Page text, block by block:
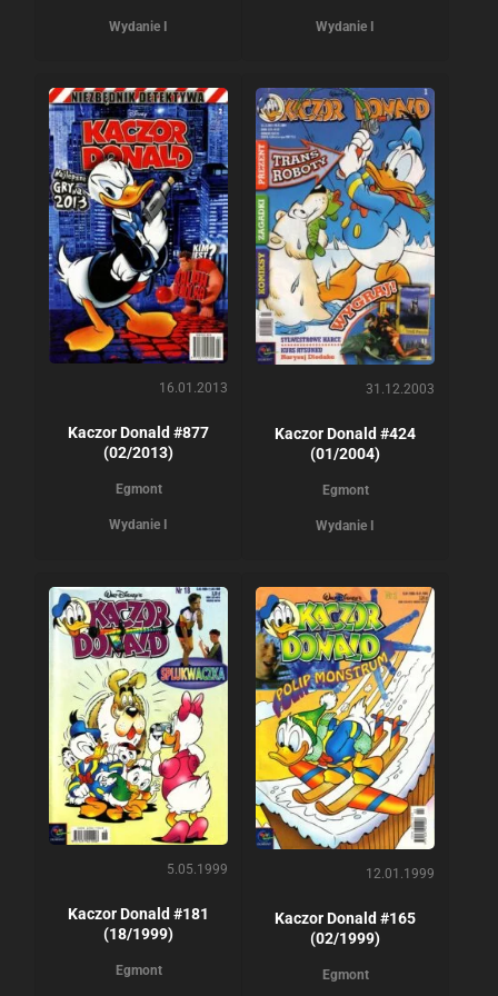
Wydanie I Wydanie I
16.01.2013
Kaczor Donald #877
(02/2013)
Egmont
Wydanie I
31.12.2003
Kaczor Donald #424
(01/2004)
Egmont
Wydanie I
5.05.1999
Kaczor Donald #181
(18/1999)
Egmont
12.01.1999
Kaczor Donald #165
(02/1999)
Egmont